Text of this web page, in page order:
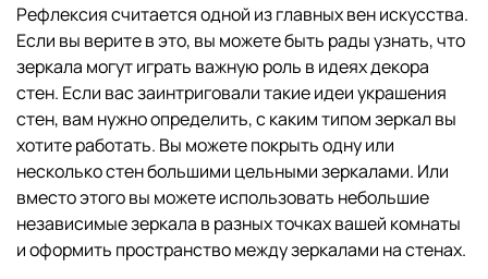
Рефлексия считается одной из главных вен искусства.
Если вы верите в это, вы можете быть рады узнать, что
зеркала могут играть важную роль в идеях декора
стен. Если вас заинтриговали такие идеи украшения
стен, вам нужно определить, с каким типом зеркал вы
хотите работать. Вы можете покрыть одну или
несколько стен большими цельными зеркалами. Или
вместо этого вы можете использовать небольшие
независимые зеркала в разных точках вашей комнаты
и оформить пространство между зеркалами на стенах.